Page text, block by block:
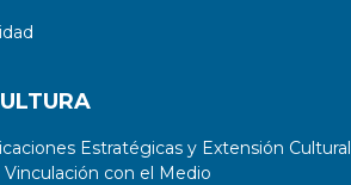
Estratégicas y Extensión Cultural
con el Medio